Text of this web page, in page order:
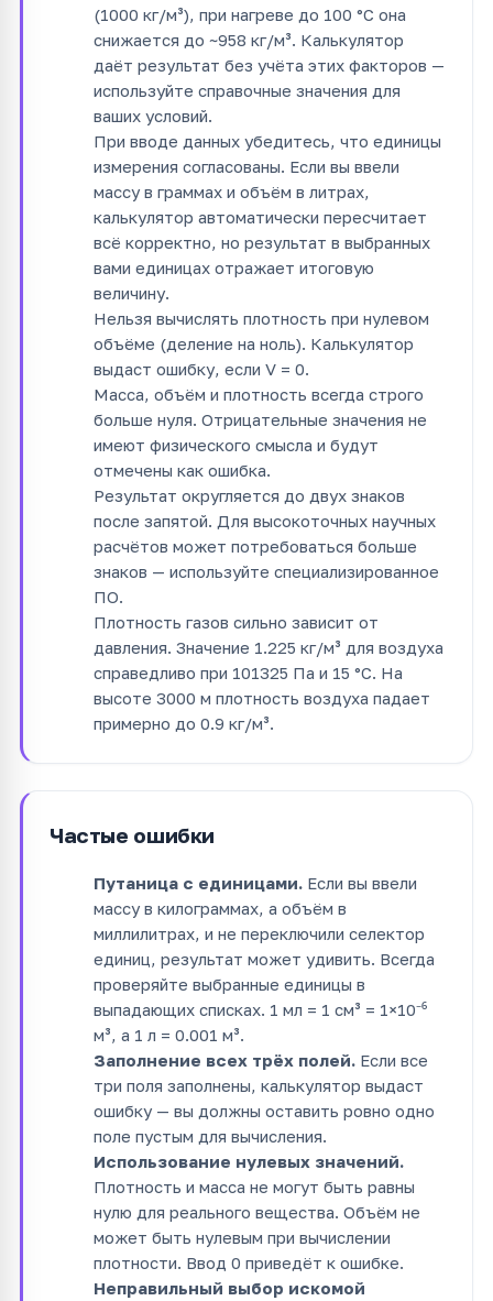
(1000 кг/м³), при нагреве до 100 °C она
снижается до ~958 кг/м³. Калькулятор
даёт результат без учёта этих факторов —
используйте справочные значения для
ваших условий.
При вводе данных убедитесь, что единицы
измерения согласованы. Если вы ввели
массу в граммах и объём в литрах,
калькулятор автоматически пересчитает
всё корректно, но результат в выбранных
вами единицах отражает итоговую
величину.
Нельзя вычислять плотность при нулевом
объёме (деление на ноль). Калькулятор
выдаст ошибку, если V = 0.
Масса, объём и плотность всегда строго
больше нуля. Отрицательные значения не
имеют физического смысла и будут
отмечены как ошибка.
Результат округляется до двух знаков
после запятой. Для высокоточных научных
расчётов может потребоваться больше
знаков — используйте специализированное
ПО.
Плотность газов сильно зависит от
давления. Значение 1.225 кг/м³ для воздуха
справедливо при 101325 Па и 15 °C. На
высоте 3000 м плотность воздуха падает
примерно до 0.9 кг/м³.
Частые ошибки
Путаница с единицами. Если вы ввели
массу в килограммах, а объём в
миллилитрах, и не переключили селектор
единиц, результат может удивить. Всегда
проверяйте выбранные единицы в
выпадающих списках. 1 мл = 1 см³ = 1×10⁻⁶
м³, а 1 л = 0.001 м³.
Заполнение всех трёх полей. Если все
три поля заполнены, калькулятор выдаст
ошибку — вы должны оставить ровно одно
поле пустым для вычисления.
Использование нулевых значений.
Плотность и масса не могут быть равны
нулю для реального вещества. Объём не
может быть нулевым при вычислении
плотности. Ввод 0 приведёт к ошибке.
Неправильный выбор искомой